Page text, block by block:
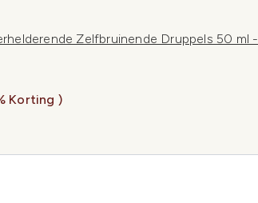
Zelfbruinende Druppels 50 ml -
Korting )